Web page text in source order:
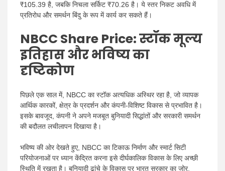
₹105.39 है, जबकि निचला सर्किट ₹70.26 है। ये स्तर निकट अवधि में
प्रतिरोध और समर्थन बिंदु के रूप में कार्य कर सकते हैं।
NBCC Share Price: स्टॉक मूल्य
इतिहास और भविष्य का
दृष्टिकोण
पिछले एक साल में, NBCC का स्टॉक अत्यधिक अस्थिर रहा है, जो व्यापक
आर्थिक कारकों, क्षेत्र के प्रदर्शन और कंपनी-विशिष्ट विकास से प्रभावित है।
इसके बावजूद, कंपनी ने अपने मजबूत बुनियादी सिद्धांतों और सरकारी समर्थन
की बदौलत लचीलापन दिखाया है।
भविष्य की ओर देखते हुए, NBCC का टिकाऊ निर्माण और स्मार्ट सिटी
परियोजनाओं पर ध्यान केंद्रित करना इसे दीर्घकालिक विकास के लिए अच्छी
स्थिति में रखता है। बुनियादी ढांचे के विकास पर भारत सरकार का जोर,